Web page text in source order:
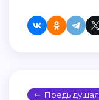
Предыдущая